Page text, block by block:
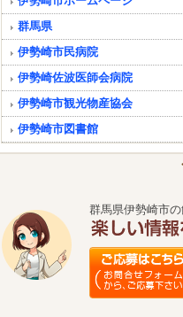
群馬県
伊勢崎市民病院
伊勢崎佐波医師会病院
伊勢崎市観光物産協会
伊勢崎市図書館
群馬県伊勢崎市